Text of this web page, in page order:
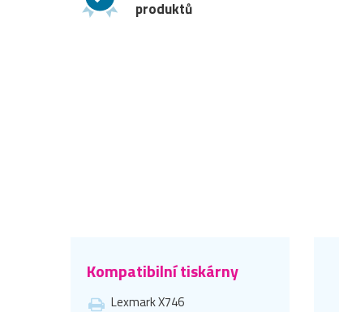
produktů
Kompatibilní tiskárny
Lexmark X746